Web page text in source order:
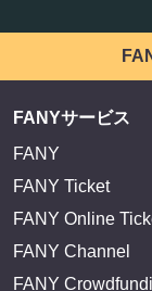
FANYサービス
FANY
FANY Ticket
FANY Online
FANY Channel
FANY